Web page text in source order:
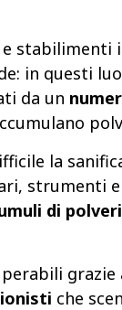
e stabilimenti
in questi
da un
la
strumenti
di
grazie
che